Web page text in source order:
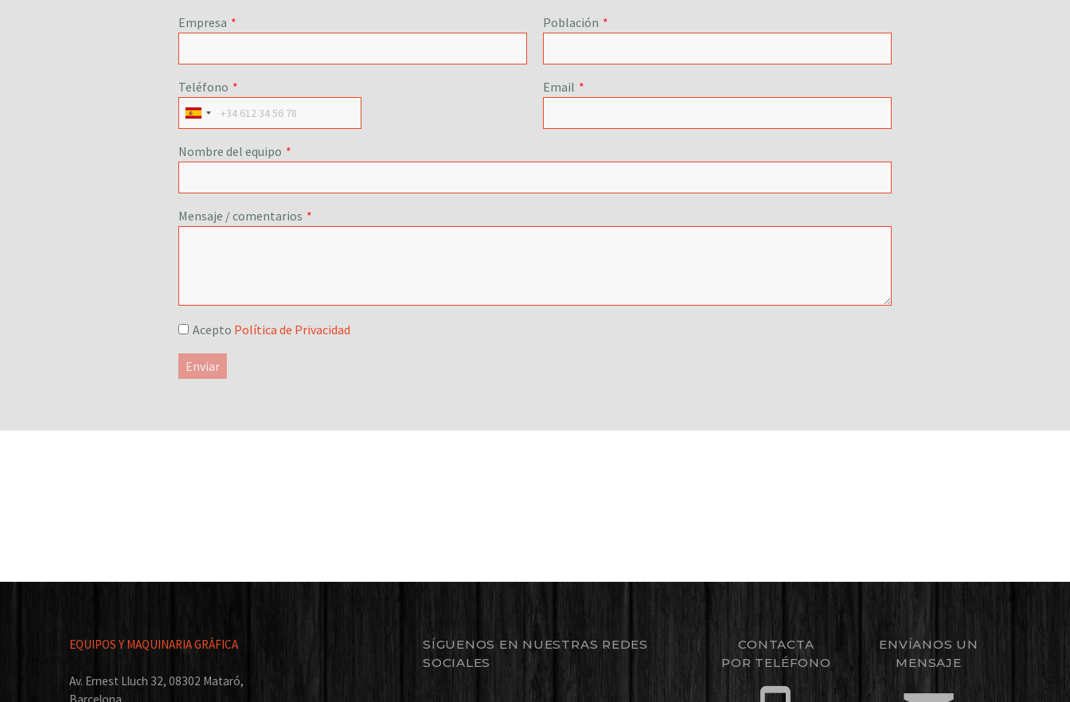
Empresa * Población *
Teléfono * Email *
Nombre del equipo *
Mensaje / comentarios *
Acepto Política de Privacidad
Enviar
EQUIPOS Y MAQUINARIA GRÁFICA
Av. Ernest Lluch 32, 08302 Mataró,
SÍGUENOS EN NUESTRAS REDES
SOCIALES
CONTACTA
POR TELÉFONO
ENVÍANOS UN
MENSAJE